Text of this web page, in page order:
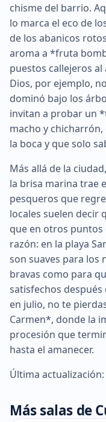
chisme del barrio.
lo marca el eco de
de los abanicos
aroma a *fruta
puestos callejeros al
Dios, por ejemplo,
dominó bajo los
invitan a probar un
macho y chicharrón,
la boca y que solo
Más allá de la
la brisa marina trae
pesqueros que
locales suelen decir
que en otros puntos
razón: en la playa
son suaves para los
bravas como para
satisfechos después
en julio, no te
Carmen*, donde la
procesión que
hasta el amanecer.
Última
Más salas de